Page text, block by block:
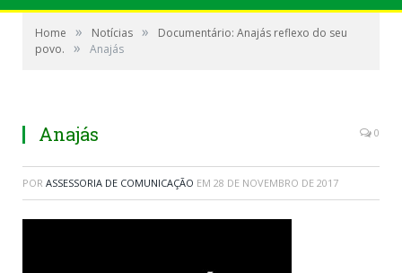
Home » Notícias »
Documentário: Anajás reflexo do seu
povo.
» Anajás
Anajás 0
POR ASSESSORIA DE COMUNICAÇÃO EM 28 DE NOVEMBRO DE 2017